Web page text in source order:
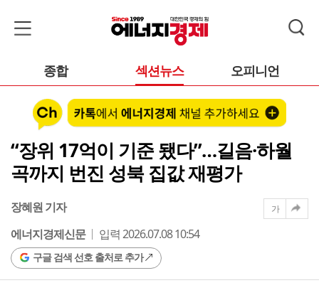
종합 섹션뉴스 오피니언
“장위 17억이 기준 됐다”…길음·하월
곡까지 번진 성북 집값 재평가
장혜원 기자
에너지경제신문
입력 2026.07.08 10:54
구글 검색 선호 출처로 추가
가